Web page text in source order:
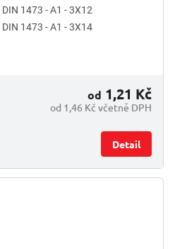
1473 - A1 - 3X12
1473 - A1 - 3X14
od 1,46 Kč včetně DPH
od 1,21 Kč
Detail